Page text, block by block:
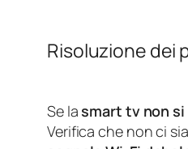
Risoluzione dei
Se lasmart tv non
Verifica che non ci